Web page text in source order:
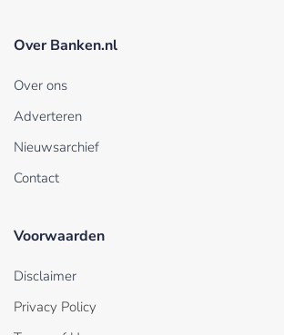
Over Banken.nl
Over ons
Adverteren
Nieuwsarchief
Contact
Voorwaarden
Disclaimer
Privacy Policy